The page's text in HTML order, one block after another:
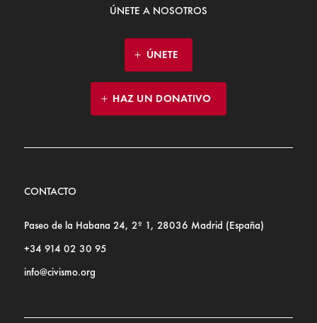
ÚNETE A NOSOTROS
ÚNETE
HAZ UN DONATIVO
CONTACTO
Paseo de la Habana 24, 2º 1, 28036 Madrid (España)
+34 914 02 30 95
info@civismo.org